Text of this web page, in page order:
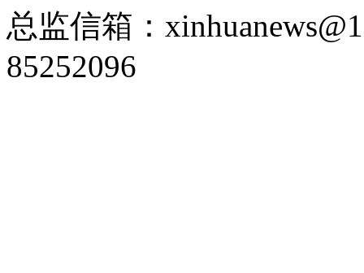
总监信箱：
85252096